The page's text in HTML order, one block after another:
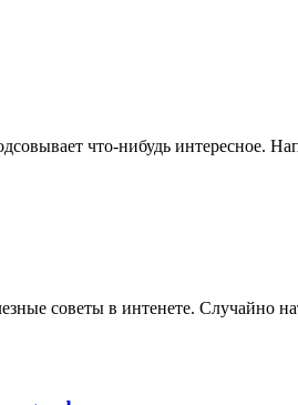
что-нибудь интересное.
советы в интенете. Случайно